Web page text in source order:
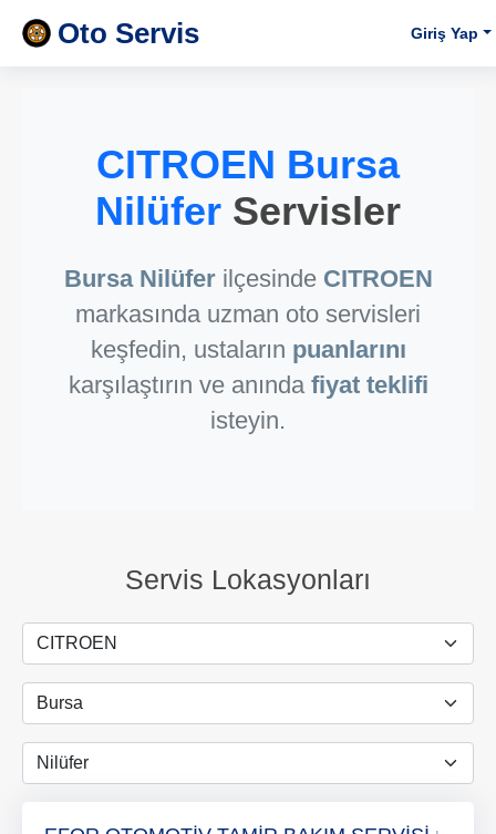
Oto Servis Giriş Yap
CITROEN Bursa
Nilüfer Servisler
Bursa Nilüferilçesinde CITROEN
markasında uzman oto servisleri
keşfedin, ustaların puanlarını
karşılaştırın ve anında fiyat teklifi
isteyin.
Servis Lokasyonları